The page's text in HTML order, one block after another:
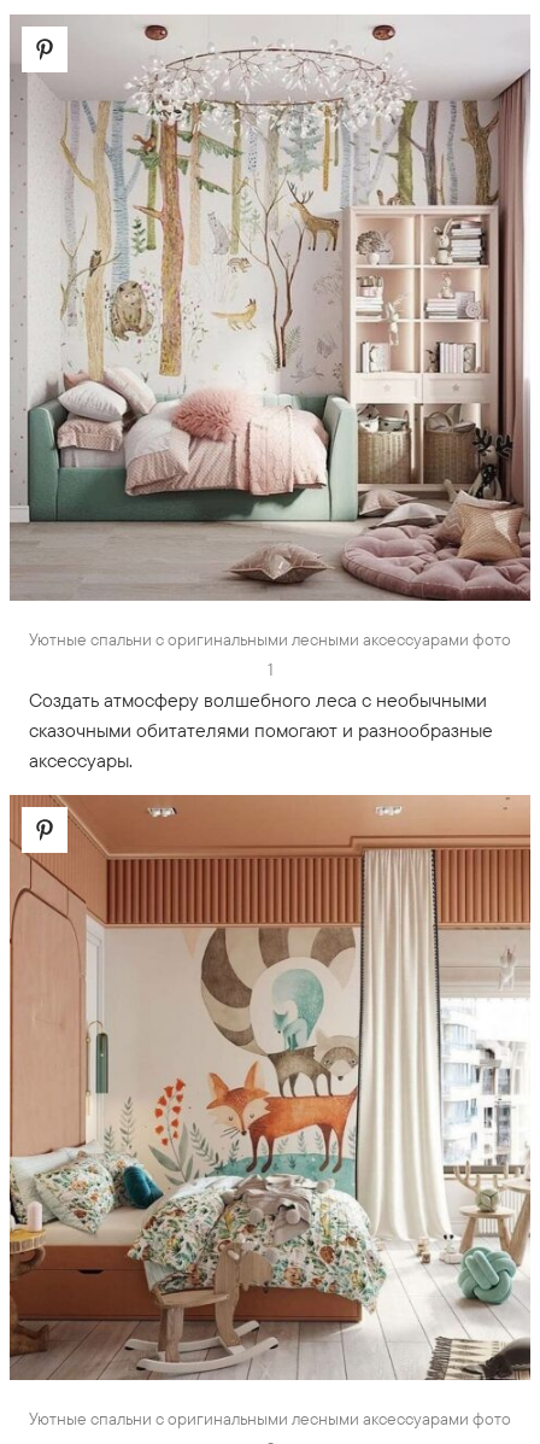
Уютные спальни с оригинальными лесными аксессуарами фото
1
Создать атмосферу волшебного леса с необычными
сказочными обитателями помогают и разнообразные
аксессуары.
Уютные спальни с оригинальными лесными аксессуарами фото